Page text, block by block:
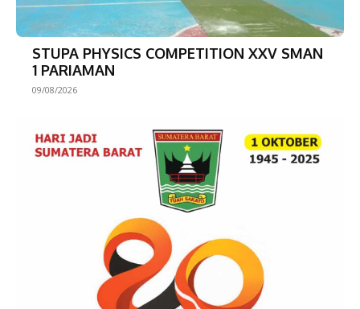
STUPA PHYSICS COMPETITION XXV SMAN
1 PARIAMAN
09/08/2026